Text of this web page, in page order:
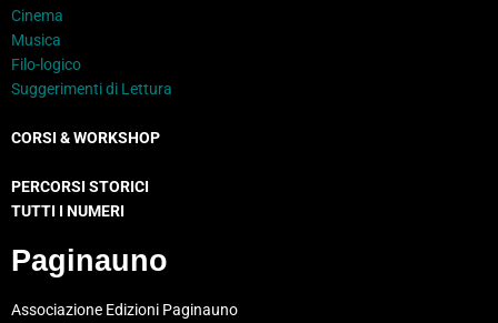
Cinema
Musica
Filo-logico
Suggerimenti di Lettura
CORSI & WORKSHOP
PERCORSI STORICI
TUTTI I NUMERI
Paginauno
Associazione Edizioni Paginauno